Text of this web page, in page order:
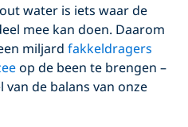
water is iets waar de
mee kan doen. Daarom
miljard fakkeldragers
op de been te brengen –
de balans van onze